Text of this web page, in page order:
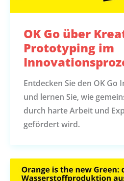
OK Go über
Prototyping im
Entdecken Sie den OK Go
und lernen Sie, wie
durch harte Arbeit und
gefördert wird.